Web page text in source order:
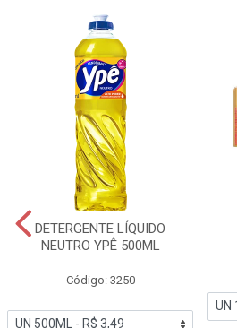
DETERGENTE LÍQUIDO
NEUTRO YPÊ 500ML
Código: 3250